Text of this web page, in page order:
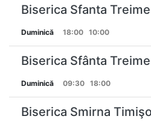
Biserica Sfanta
Duminică 18:00 10:00
Biserica Sfânta
Duminică 09:30 18:00
Biserica Smirna